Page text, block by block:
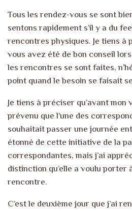
Tous les rendez-vous se sont
sentons rapidement s’il y a du
rencontres physiques. Je tiens à
vous avez été de bon conseil
les rencontres se sont faites,
point quand le besoin se faisait
Je tiens à préciser qu’avant mon
prévenu que l’une des
souhaitait passer une journée
étonné de cette initiative de la
correspondantes, mais j’ai
distinction qu’elle a voulu porter
rencontre.
C’est le deuxième jour que j’ai